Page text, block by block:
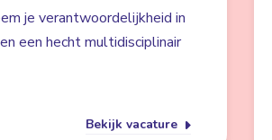
je verantwoordelijkheid in
een hecht multidisciplinair
Bekijk vacature